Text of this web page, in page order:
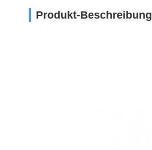
Produkt-Beschreibung